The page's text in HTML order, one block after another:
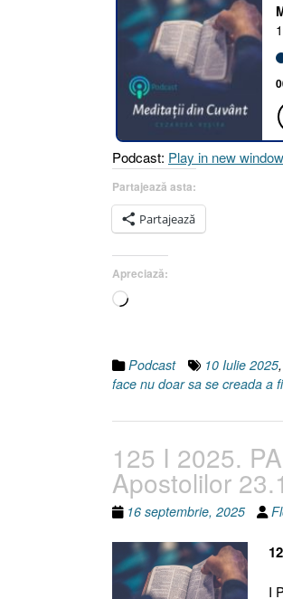
Podcast: Play in new window
Partajează asta:
Partajează
Apreciază:
Încarc...
Podcast 10 Iulie 2025,
face nu doar sa se creada a
125 I 2025.
Apostolilor
16 septembrie, 2025
I